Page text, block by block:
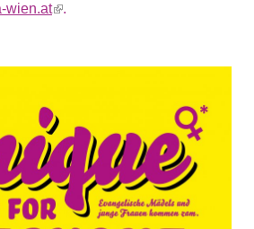
wien.at(link is external)
.